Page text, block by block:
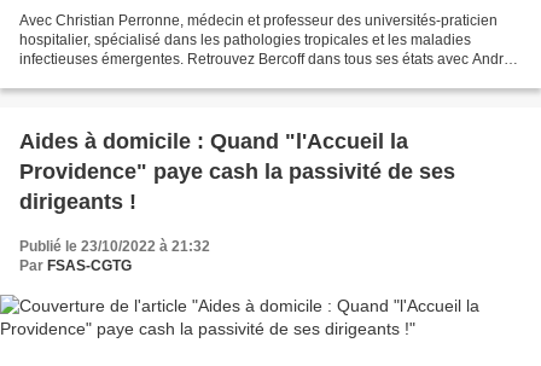
Avec Christian Perronne, médecin et professeur des universités-praticien
hospitalier, spécialisé dans les pathologies tropicales et les maladies
infectieuses émergentes. Retrouvez Bercoff dans tous ses états avec André
Aides à domicile : Quand "l'Accueil la
Providence" paye cash la passivité de ses
dirigeants !
Publié le 23/10/2022 à 21:32
Par FSAS-CGTG